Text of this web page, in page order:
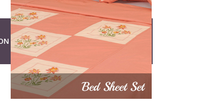
ABOUT UDUMALAI.COM